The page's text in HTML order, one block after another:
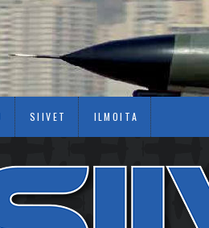
SIIVET ILMOITA